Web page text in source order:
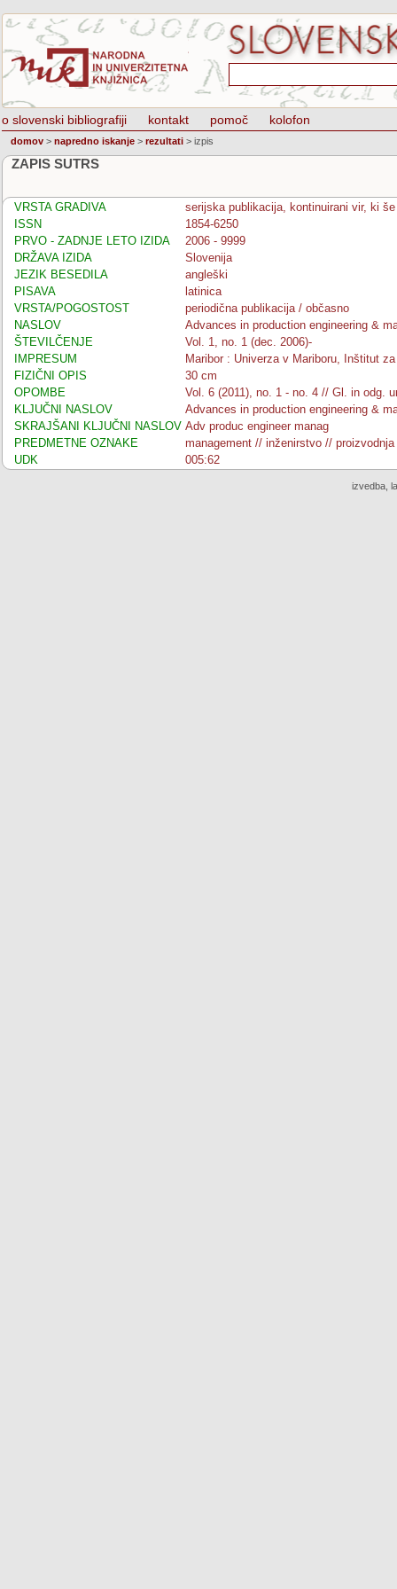
o slovenski bibliografiji kontakt pomoč kolofon
domov > napredno iskanje > rezultati > izpis
ZAPIS SUTRS
VRSTA GRADIVA
serijska publikacija, kontinuirani vir, ki
ISSN
1854-6250
PRVO - ZADNJE LETO IZIDA
2006 - 9999
DRŽAVA IZIDA
Slovenija
JEZIK BESEDILA
angleški
PISAVA
latinica
VRSTA/POGOSTOST
periodična publikacija / občasno
NASLOV
Advances in production engineering &
ŠTEVILČENJE
Vol. 1, no. 1 (dec. 2006)-
IMPRESUM
Maribor : Univerza v Mariboru, Inštitut
FIZIČNI OPIS
30 cm
OPOMBE
Vol. 6 (2011), no. 1 - no. 4 // Gl. in odg.
KLJUČNI NASLOV
Advances in production engineering &
SKRAJŠANI KLJUČNI NASLOV Adv produc engineer manag
PREDMETNE OZNAKE
management // inženirstvo // proizvodnja
UDK
005:62
izvedba,